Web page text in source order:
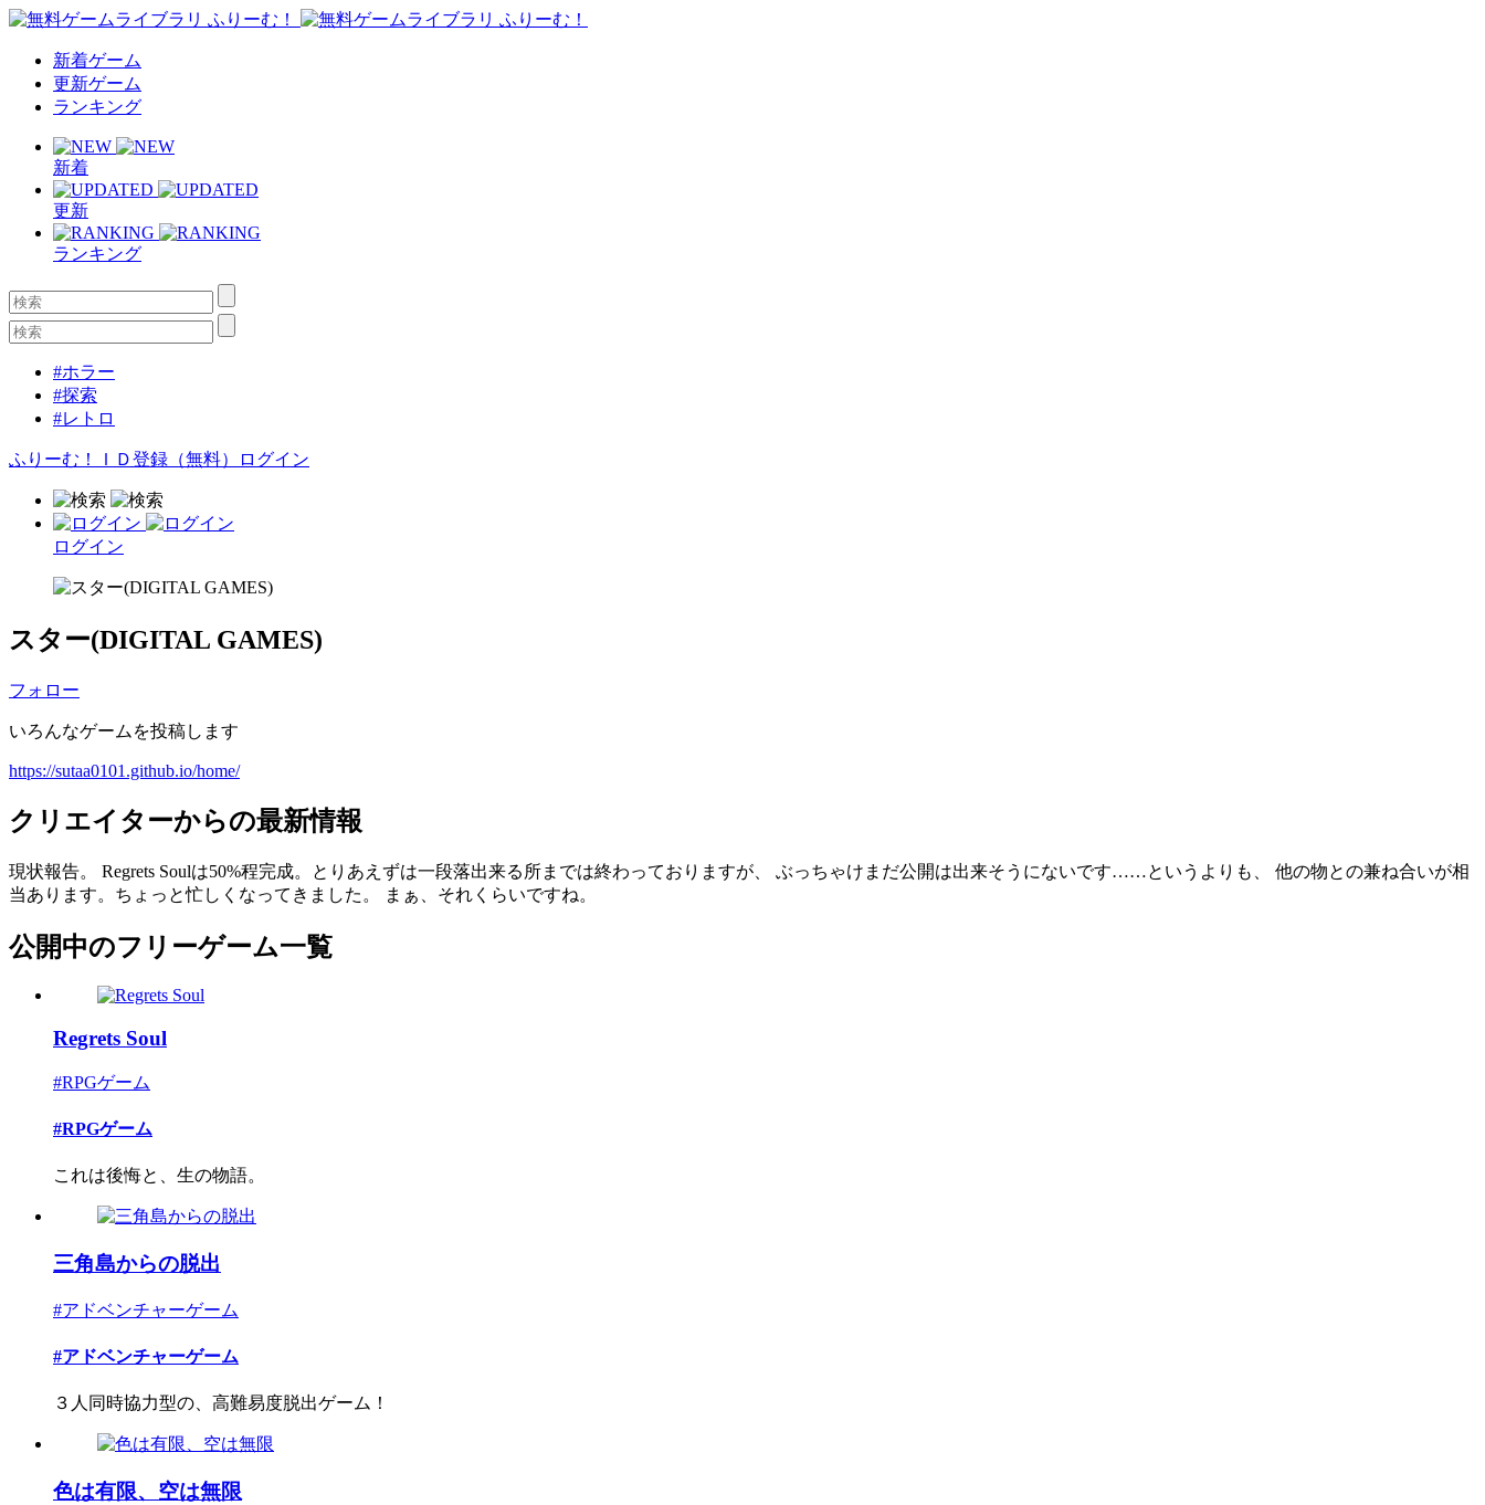
新着ゲーム
更新ゲーム
ランキング
新着
更新
ランキング
#ホラー
#探索
#レトロ
ふりーむ！ＩＤ登録（無料） ログイン
ログイン
スター(DIGITAL GAMES)
フォロー
いろんなゲームを投稿します
https://sutaa0101.github.io/home/
クリエイターからの最新情報
現状報告。 Regrets Soulは50%程完成。とりあえずは一段落出来る所までは終わっておりますが、 ぶっちゃけまだ公開は出来そうにないです……というよりも、 他の物との兼ね合いが相
当あります。ちょっと忙しくなってきました。 まぁ、それくらいですね。
公開中のフリーゲーム一覧
Regrets Soul
#RPGゲーム
#RPGゲーム
これは後悔と、生の物語。
三角島からの脱出
#アドベンチャーゲーム
#アドベンチャーゲーム
３人同時協力型の、高難易度脱出ゲーム！
色は有限、空は無限